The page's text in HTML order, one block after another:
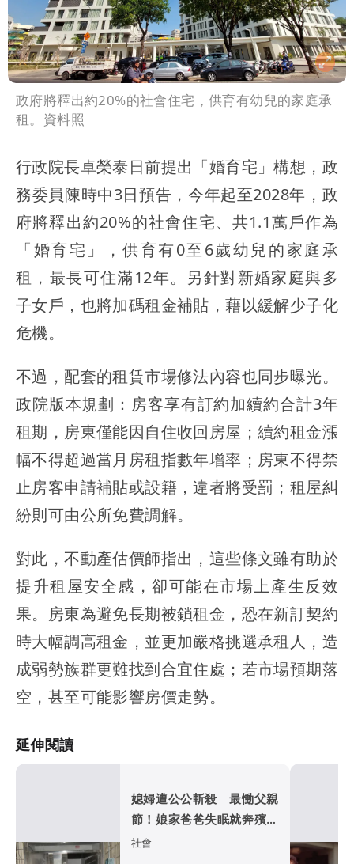
標準
姜厚任自爆「和女友前夫是好友」 駁斥
小三傳言：你在講三小？
政府將釋出約20%的社會住宅，供育有幼兒的家庭承
租。資料照
行政院長卓榮泰日前提出「婚育宅」構想，政
務委員陳時中3日預告，今年起至2028年，政
府將釋出約20%的社會住宅、共1.1萬戶作為
「婚育宅」，供育有0至6歲幼兒的家庭承
租，最長可住滿12年。另針對新婚家庭與多
子女戶，也將加碼租金補貼，藉以緩解少子化
危機。
不過，配套的租賃市場修法內容也同步曝光。
政院版本規劃：房客享有訂約加續約合計3年
租期，房東僅能因自住收回房屋；續約租金漲
幅不得超過當月房租指數年增率；房東不得禁
止房客申請補貼或設籍，違者將受罰；租屋糾
紛則可由公所免費調解。
對此，不動產估價師指出，這些條文雖有助於
提升租屋安全感，卻可能在市場上產生反效
果。房東為避免長期被鎖租金，恐在新訂契約
時大幅調高租金，並更加嚴格挑選承租人，造
成弱勢族群更難找到合宜住處；若市場預期落
空，甚至可能影響房價走勢。
延伸閱讀
媳婦遭公公斬殺 最慟父親
節！娘家爸爸失眠就奔殯儀
館...
社會